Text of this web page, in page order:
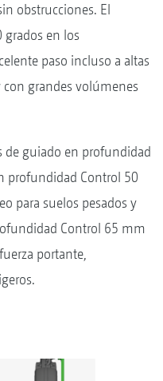
obstrucciones. El
en los
paso incluso a altas
grandes volúmenes
de guiado en profundidad
profundidad Control 50
para suelos pesados y
Control 65 mm
portante,